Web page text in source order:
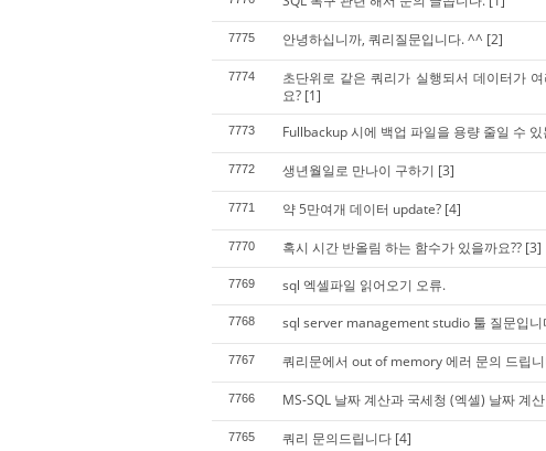
7775 안녕하십니까, 쿼리질문입니다. ^^ [2]
7774
초단위로 같은 쿼리가 실행되서 데이터가
요? [1]
7773 Fullbackup 시에 백업 파일을 용량 줄일 수
7772 생년월일로 만나이 구하기 [3]
7771 약 5만여개 데이터 update? [4]
7770 혹시 시간 반올림 하는 함수가 있을까요?? [3]
7769 sql 엑셀파일 읽어오기 오류.
7768 sql server management studio 툴 질문입니
7767 쿼리문에서 out of memory 에러 문의 드립
7766 MS-SQL 날짜 계산과 국세청 (엑셀) 날짜 계
7765 쿼리 문의드립니다 [4]